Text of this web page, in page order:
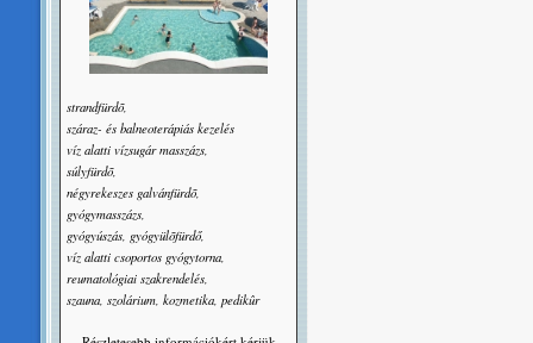
strandfürdõ,
száraz- és balneoterápiás kezelés
víz alatti vízsugár masszázs,
súlyfürdõ,
négyrekeszes galvánfürdõ,
gyógymasszázs,
gyógyúszás, gyógyülõfürdő,
víz alatti csoportos gyógytorna,
reumatológiai szakrendelés,
szauna, szolárium, kozmetika, pedikûr